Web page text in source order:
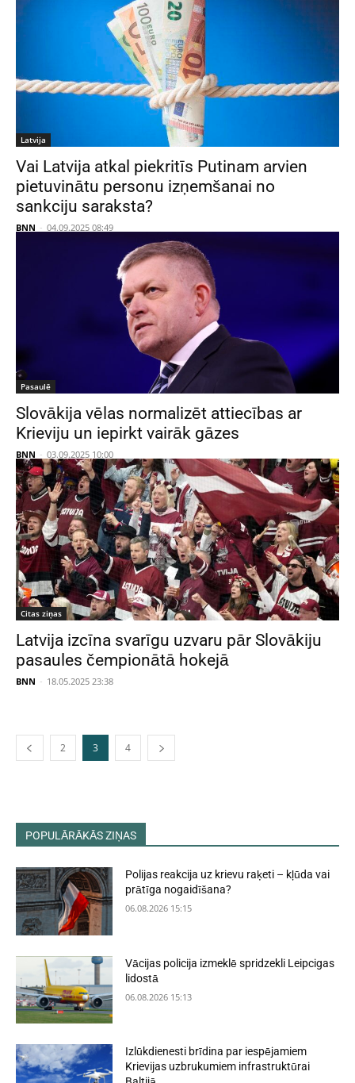
Latvija
Vai Latvija atkal piekritīs Putinam arvien
pietuvinātu personu izņemšanai no
sankciju saraksta?
BNN - 04.09.2025 08:49
Pasaulē
Slovākija vēlas normalizēt attiecības ar
Krieviju un iepirkt vairāk gāzes
BNN - 03.09.2025 10:00
Citas ziņas
Latvija izcīna svarīgu uzvaru pār Slovākiju
pasaules čempionātā hokejā
BNN - 18.05.2025 23:38
2 3 4
POPULĀRĀKĀS ZIŅAS
Polijas reakcija uz krievu raķeti – kļūda vai
prātīga nogaidīšana?
06.08.2026 15:15
Vācijas policija izmeklē spridzekli Leipcigas
lidostā
06.08.2026 15:13
Izlūkdienesti brīdina par iespējamiem
Krievijas uzbrukumiem infrastruktūrai